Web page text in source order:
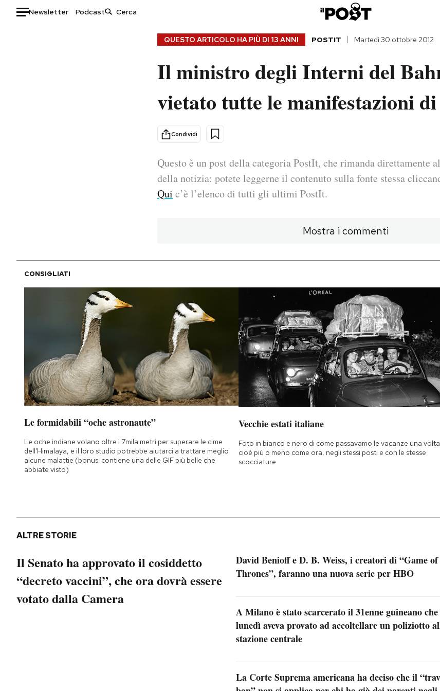
Newsletter Podcast
Storie/Idee
Ok Boomer!
Altrecose
I MIEI PREFERITI
CALENDARIO
AREA PERSONALE
Area Personale
Newsletter
Notifiche mobile
QUESTO ARTICOLO HA PIÙ DI 13 ANNI POSTIT Martedì 30 ottobre 2012
Il ministro degli Interni del
vietato tutte le manifestazioni
Condividi
Questo è un post della categoria PostIt, che rimanda direttamente
della notizia: potete leggerne il contenuto sulla fonte stessa
Qui c’è l’elenco di tutti gli ultimi PostIt.
Mostra i commenti
CONSIGLIATI
Le formidabili “oche astronaute”
Le oche indiane volano oltre i 7mila metri per superare le cime
dell'Himalaya, e il loro studio potrebbe aiutarci a trattare meglio
alcune malattie (bonus: contiene una delle GIF più belle che
abbiate visto)
Vecchie estati italiane
Foto in bianco e nero di come passavamo le vacanze una
cioè più o meno come ora, negli stessi posti e con le stesse
scocciature
ALTRE STORIE
Il Senato ha approvato il cosiddetto
“decreto vaccini”, che ora dovrà essere
votato dalla Camera
David Benioff e D. B. Weiss, i creatori di “Game of
Thrones”, faranno una nuova serie per HBO
A Milano è stato scarcerato il 31enne guineano che
lunedì aveva provato ad accoltellare un poliziotto
stazione centrale
La Corte Suprema americana ha deciso che il